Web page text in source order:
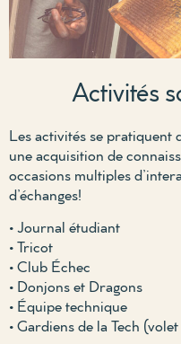
Activités
Les activités se pratiquent
une acquisition de
occasions multiples
d’échanges!
• Journal étudiant
• Tricot
• Club Échec
• Donjons et Dragons
• Équipe technique
• Gardiens de la Tech